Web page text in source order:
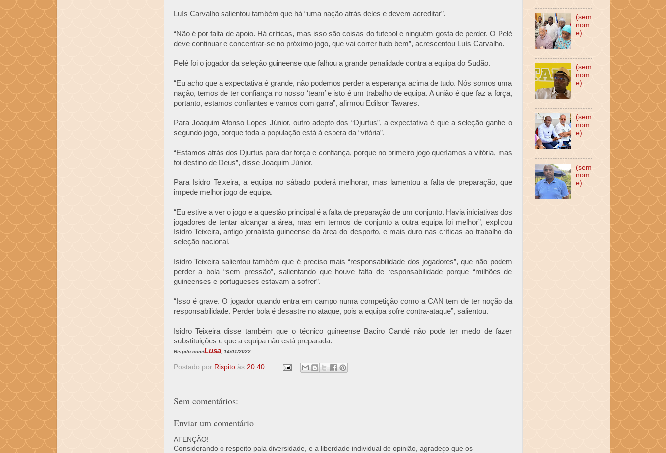
Luís Carvalho salientou também que há “uma nação atrás deles e devem acreditar”.
“Não é por falta de apoio. Há críticas, mas isso são coisas do futebol e ninguém gosta de perder. O Pelé
deve continuar e concentrar-se no próximo jogo, que vai correr tudo bem”, acrescentou Luís Carvalho.
Pelé foi o jogador da seleção guineense que falhou a grande penalidade contra a equipa do Sudão.
“Eu acho que a expectativa é grande, não podemos perder a esperança acima de tudo. Nós somos uma
nação, temos de ter confiança no nosso ‘team’ e isto é um trabalho de equipa. A união é que faz a força,
portanto, estamos confiantes e vamos com garra”, afirmou Edilson Tavares.
Para Joaquim Afonso Lopes Júnior, outro adepto dos “Djurtus”, a expectativa é que a seleção ganhe o
segundo jogo, porque toda a população está à espera da “vitória”.
“Estamos atrás dos Djurtus para dar força e confiança, porque no primeiro jogo queríamos a vitória, mas
foi destino de Deus”, disse Joaquim Júnior.
Para Isidro Teixeira, a equipa no sábado poderá melhorar, mas lamentou a falta de preparação, que
impede melhor jogo de equipa.
“Eu estive a ver o jogo e a questão principal é a falta de preparação de um conjunto. Havia iniciativas dos
jogadores de tentar alcançar a área, mas em termos de conjunto a outra equipa foi melhor”, explicou
Isidro Teixeira, antigo jornalista guineense da área do desporto, e mais duro nas críticas ao trabalho da
seleção nacional.
Isidro Teixeira salientou também que é preciso mais “responsabilidade dos jogadores”, que não podem
perder a bola “sem pressão”, salientando que houve falta de responsabilidade porque “milhões de
guineenses e portugueses estavam a sofrer”.
“Isso é grave. O jogador quando entra em campo numa competição como a CAN tem de ter noção da
responsabilidade. Perder bola é desastre no ataque, pois a equipa sofre contra-ataque”, salientou.
Isidro Teixeira disse também que o técnico guineense Baciro Candé não pode ter medo de fazer
substituições e que a equipa não está preparada.
Rispito.com/Lusa, 14/01/2022
Postado por Rispito às 20:40
Sem comentários:
Enviar um comentário
ATENÇÃO!
Considerando o respeito pala diversidade, e a liberdade individual de opinião, agradeço que os
(sem
nom
e)
(sem
nom
e)
(sem
nom
e)
(sem
nom
e)